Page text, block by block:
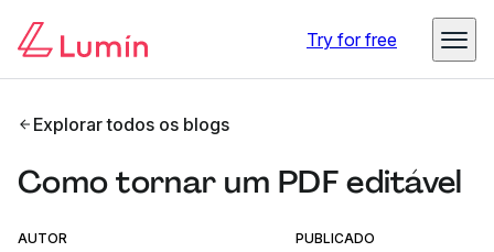
Try for free
Explorar todos os blogs
Como tornar um PDF editável
AUTOR PUBLICADO